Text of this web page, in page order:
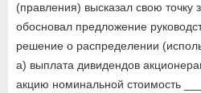
(правления) высказал свою
обосновал предложение
решение о распределении
а) выплата дивидендов
акцию номинальной стоимость